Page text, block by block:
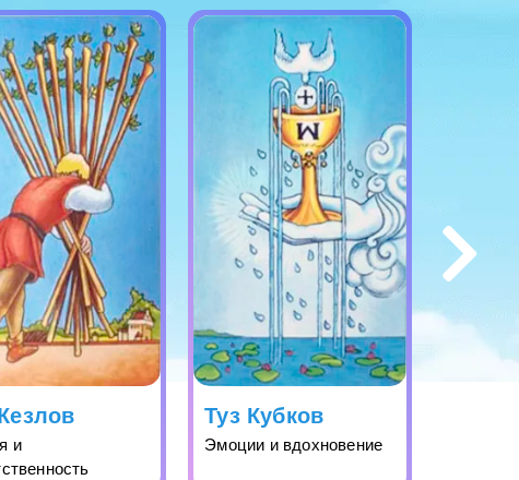
и
Туз Кубков
Эмоции и вдохновение